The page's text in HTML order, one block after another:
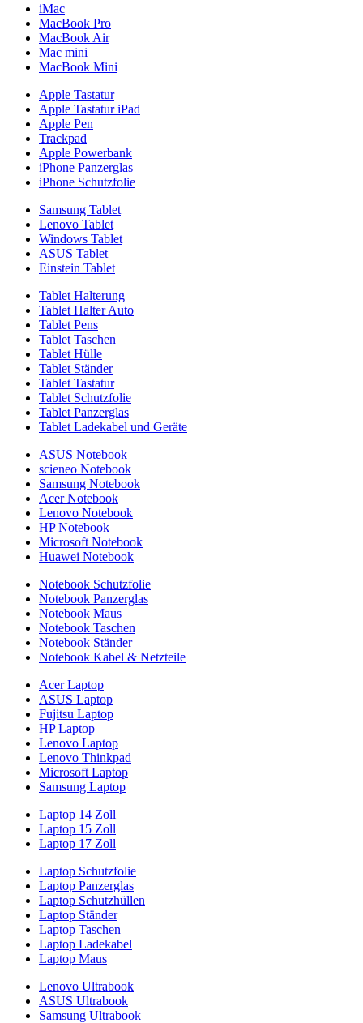
iMac
MacBook Pro
MacBook Air
Mac mini
MacBook Mini
Apple Tastatur
Apple Tastatur iPad
Apple Pen
Trackpad
Apple Powerbank
iPhone Panzerglas
iPhone Schutzfolie
Samsung Tablet
Lenovo Tablet
Windows Tablet
ASUS Tablet
Einstein Tablet
Tablet Halterung
Tablet Halter Auto
Tablet Pens
Tablet Taschen
Tablet Hülle
Tablet Ständer
Tablet Tastatur
Tablet Schutzfolie
Tablet Panzerglas
Tablet Ladekabel und Geräte
ASUS Notebook
scieneo Notebook
Samsung Notebook
Acer Notebook
Lenovo Notebook
HP Notebook
Microsoft Notebook
Huawei Notebook
Notebook Schutzfolie
Notebook Panzerglas
Notebook Maus
Notebook Taschen
Notebook Ständer
Notebook Kabel & Netzteile
Acer Laptop
ASUS Laptop
Fujitsu Laptop
HP Laptop
Lenovo Laptop
Lenovo Thinkpad
Microsoft Laptop
Samsung Laptop
Laptop 14 Zoll
Laptop 15 Zoll
Laptop 17 Zoll
Laptop Schutzfolie
Laptop Panzerglas
Laptop Schutzhüllen
Laptop Ständer
Laptop Taschen
Laptop Ladekabel
Laptop Maus
Lenovo Ultrabook
ASUS Ultrabook
Samsung Ultrabook